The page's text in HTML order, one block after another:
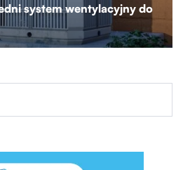
system wentylacyjny do